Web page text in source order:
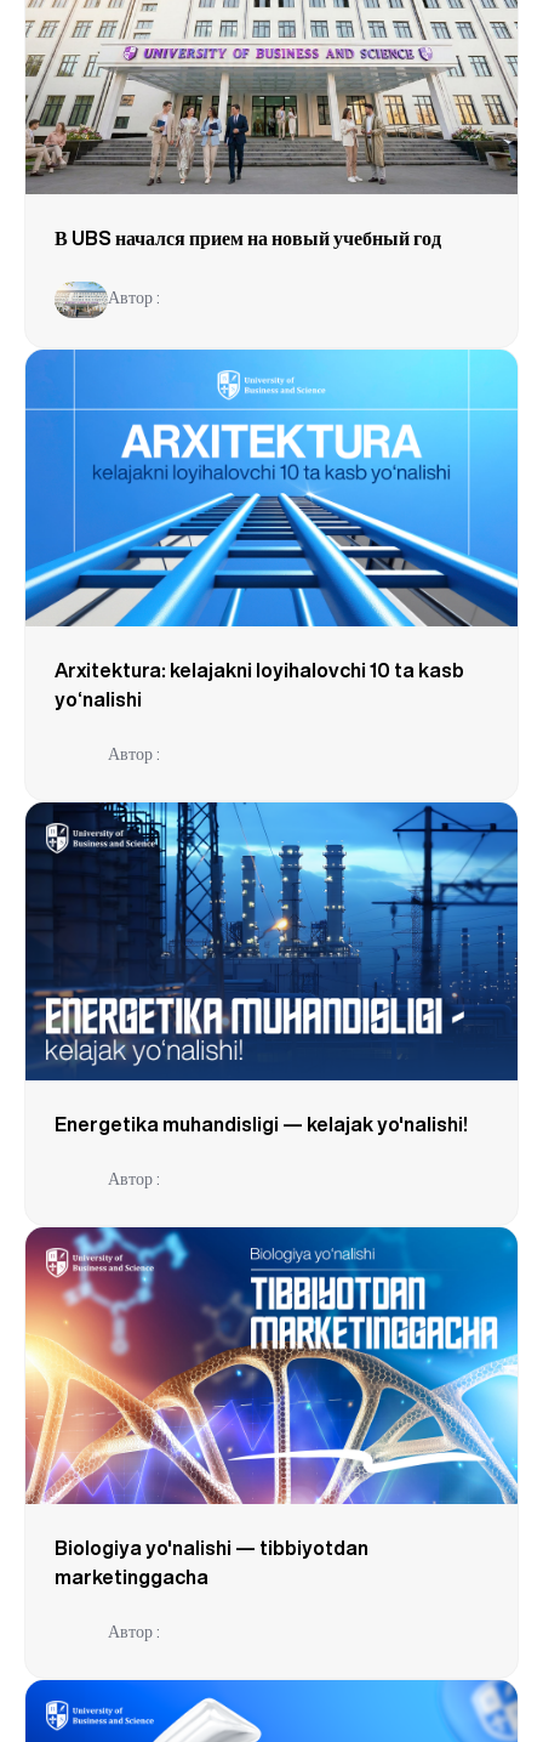
В UBS начался прием на новый учебный год
Автор :
Arxitektura: kelajakni loyihalovchi 10 ta kasb
yo‘nalishi
Автор :
Energetika muhandisligi — kelajak yo'nalishi!
Автор :
Biologiya yo'nalishi — tibbiyotdan
marketinggacha
Автор :